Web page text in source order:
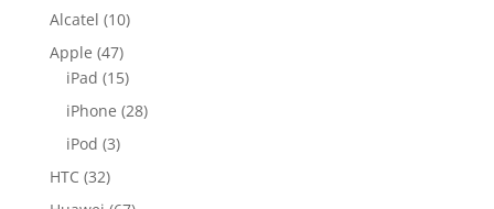
Alcatel (10)
Apple (47)
iPad (15)
iPhone (28)
iPod (3)
HTC (32)